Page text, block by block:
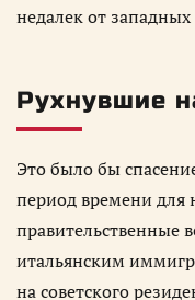
недалек от
Рухнувшие
Это было бы
период времени для
правительственные
итальянским
на советского